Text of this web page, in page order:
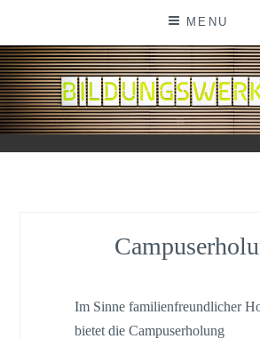
content
MENU
Im Sinne familienfreundlicher
bietet die Campuserholung